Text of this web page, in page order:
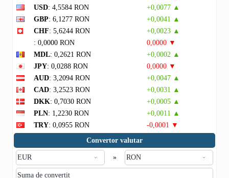
USD: 4,5584 RON
+0,0077 ▲
GBP: 6,1277 RON
+0,0041 ▲
CHF: 5,6244 RON
+0,0023 ▲
: 0,0000 RON
0,0000 ▼
MDL: 0,2621 RON
+0,0002 ▲
JPY: 0,0288 RON
0,0000 ▼
AUD: 3,2094 RON
+0,0047 ▲
CAD: 3,2523 RON
+0,0031 ▲
DKK: 0,7030 RON
+0,0005 ▲
PLN: 1,2230 RON
+0,0011 ▲
TRY: 0,0955 RON
-0,0001 ▼
Convertor valutar
»